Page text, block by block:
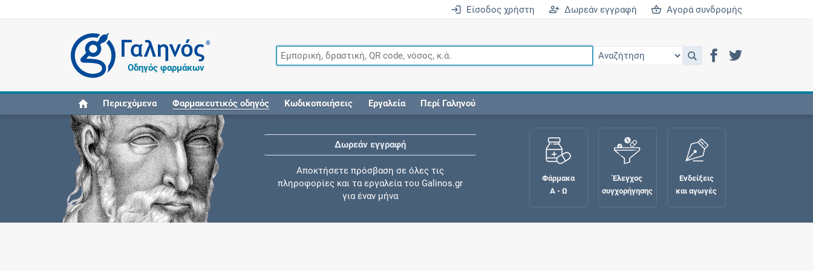
Είσοδος χρήστη Δωρεάν εγγραφή Αγορά συνδρομής
®
Οδηγός φαρμάκων
Περιεχόμενα Φαρμακευτικός οδηγός Κωδικοποιήσεις Εργαλεία Περί Γαληνού
Δωρεάν εγγραφή
Αποκτήσετε πρόσβαση σε όλες τις
πληροφορίες και τα εργαλεία του Galinos.gr
για έναν μήνα
Φάρμακα
Α - Ω
Έλεγχος
συγχορήγησης
Ενδείξεις
και αγωγές